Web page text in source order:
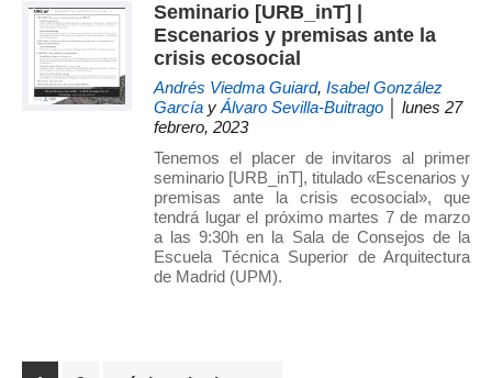
Seminario [URB_inT] |
Escenarios y premisas ante la
crisis ecosocial
Andrés Viedma Guiard, Isabel González
García y Álvaro Sevilla-Buitrago │ lunes 27
febrero, 2023
Tenemos el placer de invitaros al primer
seminario [URB_inT], titulado «Escenarios y
premisas ante la crisis ecosocial», que
tendrá lugar el próximo martes 7 de marzo
a las 9:30h en la Sala de Consejos de la
Escuela Técnica Superior de Arquitectura
de Madrid (UPM).